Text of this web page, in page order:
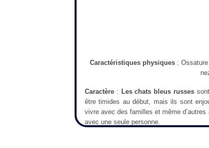
Caractéristiques physiques: Ossature
Caractère : Les chats bleus russessont
être timides au début, mais ils sont
vivre avec des familles et même
avec une seule personne.